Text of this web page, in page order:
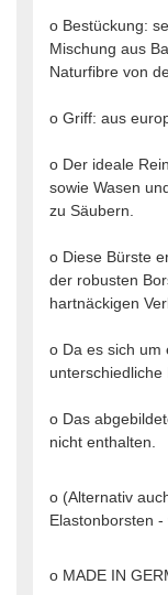
o Bestückung:
Mischung aus
Naturfibre von
o Griff: aus
o Der ideale
sowie Wasen
zu Säubern.
o Diese Bürste
der robusten
hartnäckigen
o Da es sich um
unterschiedliche
o Das
nicht enthalten.
o (Alternativ
Elastonborsten
o MADE IN